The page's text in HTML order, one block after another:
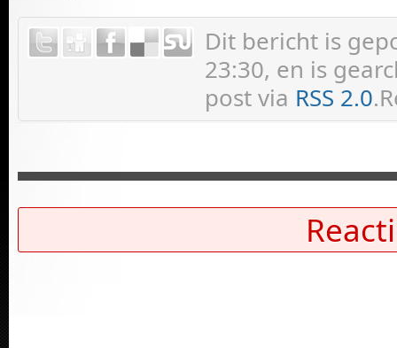
Dit bericht is
23:30, en is
post via RSS 2.0